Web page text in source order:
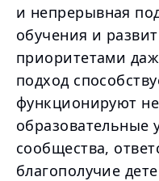
и непрерывная
обучения и
приоритетами
подход
функционируют
образовательные
сообщества,
благополучие